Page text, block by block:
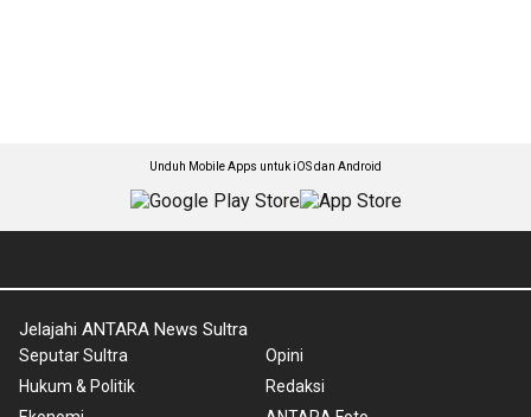
Unduh Mobile Apps untuk iOS dan Android
Jelajahi ANTARA News Sultra
Seputar Sultra
Hukum & Politik
Opini
Redaksi